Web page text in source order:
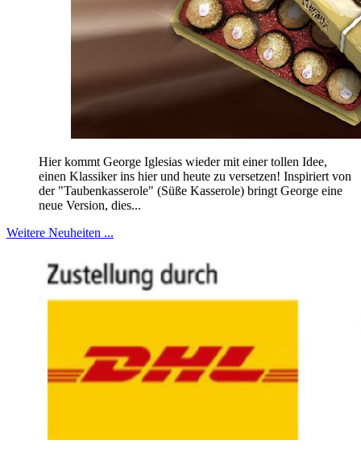
Hier kommt George Iglesias wieder mit einer tollen Idee,
einen Klassiker ins hier und heute zu versetzen! Inspiriert von
der "Taubenkasserole" (Süße Kasserole) bringt George eine
neue Version, dies...
Weitere Neuheiten ...